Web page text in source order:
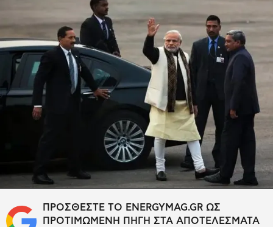
ΠΡΟΣΘΕΣΤΕ ΤΟ ENERGYMAG.GR ΩΣ
ΠΡΟΤΙΜΩΜΕΝΗ ΠΗΓΗ ΣΤΑ ΑΠΟΤΕΛΕΣΜΑΤΑ